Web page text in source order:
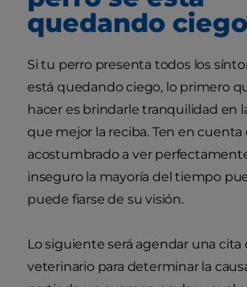
quedando
Si tu perro presenta todos los
está quedando ciego, lo primero
hacer es brindarle tranquilidad en
que mejor la reciba. Ten en cuenta
acostumbrado a ver
inseguro la mayoría del tiempo
puede fiarse de su visión.
Lo siguiente será agendar una cita
veterinario para determinar la